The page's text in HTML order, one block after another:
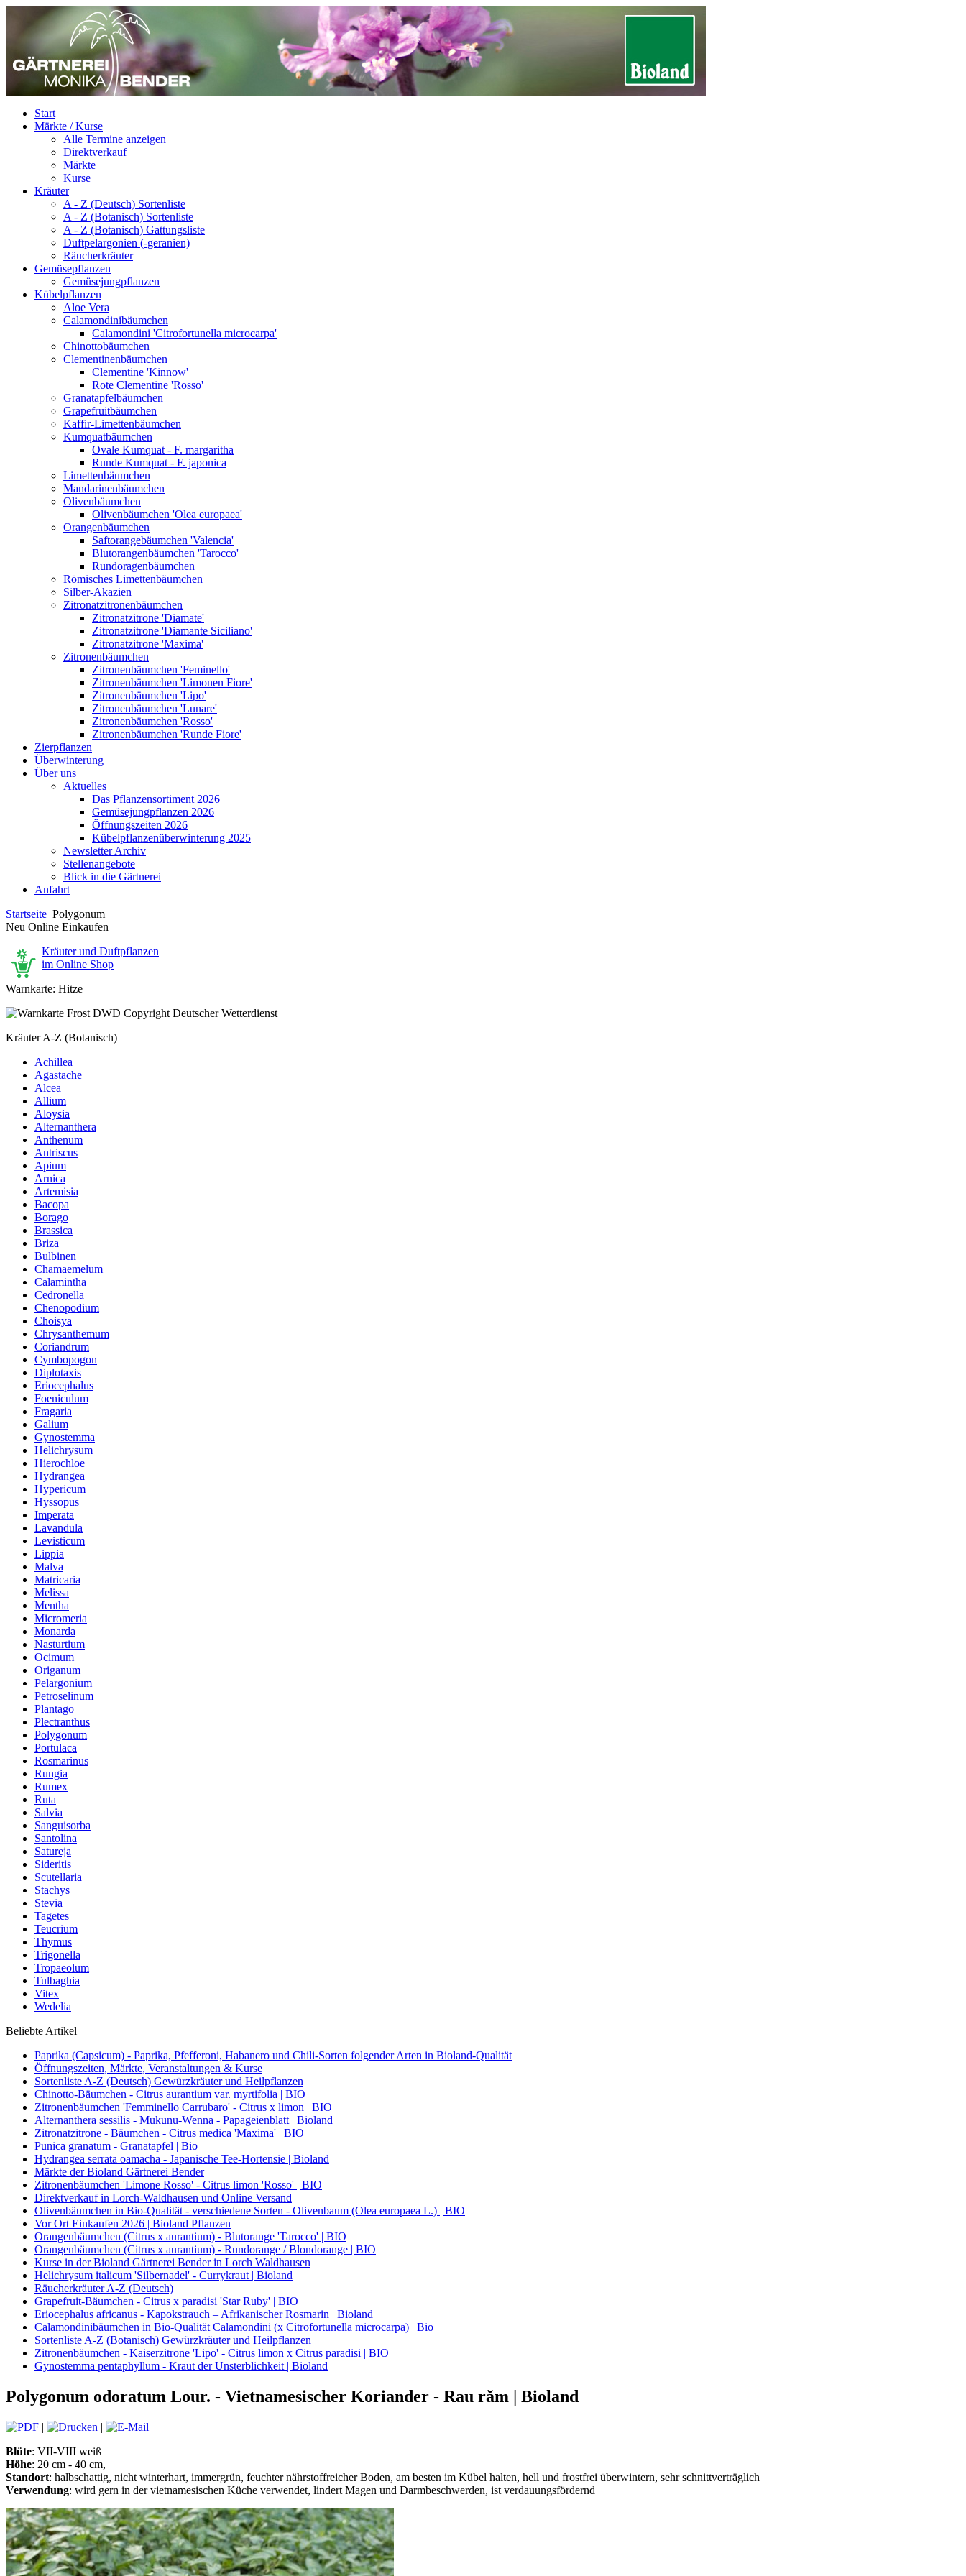
Start
Märkte / Kurse
Alle Termine anzeigen
Direktverkauf
Märkte
Kurse
Kräuter
A - Z (Deutsch) Sortenliste
A - Z (Botanisch) Sortenliste
A - Z (Botanisch) Gattungsliste
Duftpelargonien (-geranien)
Räucherkräuter
Gemüsepflanzen
Gemüsejungpflanzen
Kübelpflanzen
Aloe Vera
Calamondinibäumchen
Calamondini 'Citrofortunella microcarpa'
Chinottobäumchen
Clementinenbäumchen
Clementine 'Kinnow'
Rote Clementine 'Rosso'
Granatapfelbäumchen
Grapefruitbäumchen
Kaffir-Limettenbäumchen
Kumquatbäumchen
Ovale Kumquat - F. margaritha
Runde Kumquat - F. japonica
Limettenbäumchen
Mandarinenbäumchen
Olivenbäumchen
Olivenbäumchen 'Olea europaea'
Orangenbäumchen
Saftorangebäumchen 'Valencia'
Blutorangenbäumchen 'Tarocco'
Rundoragenbäumchen
Römisches Limettenbäumchen
Silber-Akazien
Zitronatzitronenbäumchen
Zitronatzitrone 'Diamate'
Zitronatzitrone 'Diamante Siciliano'
Zitronatzitrone 'Maxima'
Zitronenbäumchen
Zitronenbäumchen 'Feminello'
Zitronenbäumchen 'Limonen Fiore'
Zitronenbäumchen 'Lipo'
Zitronenbäumchen 'Lunare'
Zitronenbäumchen 'Rosso'
Zitronenbäumchen 'Runde Fiore'
Zierpflanzen
Überwinterung
Über uns
Aktuelles
Das Pflanzensortiment 2026
Gemüsejungpflanzen 2026
Öffnungszeiten 2026
Kübelpflanzenüberwinterung 2025
Newsletter Archiv
Stellenangebote
Blick in die Gärtnerei
Anfahrt
Startseite Polygonum
Neu Online Einkaufen
Kräuter und Duftpflanzen
im Online Shop
Warnkarte: Hitze
Kräuter A-Z (Botanisch)
Achillea
Agastache
Alcea
Allium
Aloysia
Alternanthera
Anthenum
Antriscus
Apium
Arnica
Artemisia
Bacopa
Borago
Brassica
Briza
Bulbinen
Chamaemelum
Calamintha
Cedronella
Chenopodium
Choisya
Chrysanthemum
Coriandrum
Cymbopogon
Diplotaxis
Eriocephalus
Foeniculum
Fragaria
Galium
Gynostemma
Helichrysum
Hierochloe
Hydrangea
Hypericum
Hyssopus
Imperata
Lavandula
Levisticum
Lippia
Malva
Matricaria
Melissa
Mentha
Micromeria
Monarda
Nasturtium
Ocimum
Origanum
Pelargonium
Petroselinum
Plantago
Plectranthus
Polygonum
Portulaca
Rosmarinus
Rungia
Rumex
Ruta
Salvia
Sanguisorba
Santolina
Satureja
Sideritis
Scutellaria
Stachys
Stevia
Tagetes
Teucrium
Thymus
Trigonella
Tropaeolum
Tulbaghia
Vitex
Wedelia
Beliebte Artikel
Paprika (Capsicum) - Paprika, Pfefferoni, Habanero und Chili-Sorten folgender Arten in Bioland-Qualität
Öffnungszeiten, Märkte, Veranstaltungen & Kurse
Sortenliste A-Z (Deutsch) Gewürzkräuter und Heilpflanzen
Chinotto-Bäumchen - Citrus aurantium var. myrtifolia | BIO
Zitronenbäumchen 'Femminello Carrubaro' - Citrus x limon | BIO
Alternanthera sessilis - Mukunu-Wenna - Papageienblatt | Bioland
Zitronatzitrone - Bäumchen - Citrus medica 'Maxima' | BIO
Punica granatum - Granatapfel | Bio
Hydrangea serrata oamacha - Japanische Tee-Hortensie | Bioland
Märkte der Bioland Gärtnerei Bender
Zitronenbäumchen 'Limone Rosso' - Citrus limon 'Rosso' | BIO
Direktverkauf in Lorch-Waldhausen und Online Versand
Olivenbäumchen in Bio-Qualität - verschiedene Sorten - Olivenbaum (Olea europaea L.) | BIO
Vor Ort Einkaufen 2026 | Bioland Pflanzen
Orangenbäumchen (Citrus x aurantium) - Blutorange 'Tarocco' | BIO
Orangenbäumchen (Citrus x aurantium) - Rundorange / Blondorange | BIO
Kurse in der Bioland Gärtnerei Bender in Lorch Waldhausen
Helichrysum italicum 'Silbernadel' - Currykraut | Bioland
Räucherkräuter A-Z (Deutsch)
Grapefruit-Bäumchen - Citrus x paradisi 'Star Ruby' | BIO
Eriocephalus africanus - Kapokstrauch – Afrikanischer Rosmarin | Bioland
Calamondinibäumchen in Bio-Qualität Calamondini (x Citrofortunella microcarpa) | Bio
Sortenliste A-Z (Botanisch) Gewürzkräuter und Heilpflanzen
Zitronenbäumchen - Kaiserzitrone 'Lipo' - Citrus limon x Citrus paradisi | BIO
Gynostemma pentaphyllum - Kraut der Unsterblichkeit | Bioland
Polygonum odoratum Lour. - Vietnamesischer Koriander - Rau răm | Bioland
|
|
Blüte: VII-VIII weiß
Höhe: 20 cm - 40 cm,
Standort: halbschattig, nicht winterhart, immergrün, feuchter nährstoffreicher Boden, am besten im Kübel halten, hell und frostfrei überwintern, sehr schnittverträglich
Verwendung: wird gern in der vietnamesischen Küche verwendet, lindert Magen und Darmbeschwerden, ist verdauungsfördernd